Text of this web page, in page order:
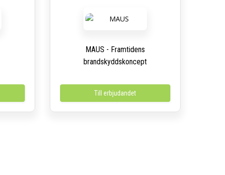
MAUS - Framtidens
brandskyddskoncept
Till erbjudandet